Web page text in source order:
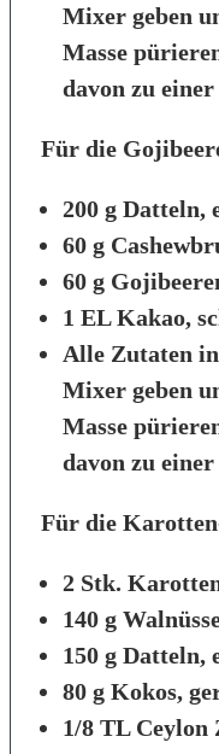
Mixer geben
Masse
davon zu
Für die
200 g Datteln,
60 g
60 g
1 EL Kakao,
Alle Zutaten
Mixer geben
Masse
davon zu
Für die
2 Stk.
140 g
150 g Datteln,
80 g Kokos,
1/8 TL Ceylon